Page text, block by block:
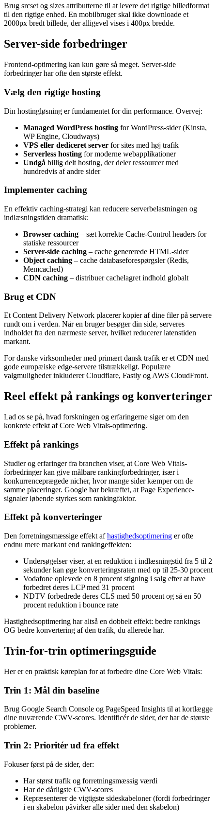
Brug srcset og sizes attributterne til at levere det rigtige billedformat
til den rigtige enhed. En mobilbruger skal ikke downloade et
2000px bredt billede, der alligevel vises i 400px bredde.
Server-side forbedringer
Frontend-optimering kan kun gøre så meget. Server-side
forbedringer har ofte den største effekt.
Vælg den rigtige hosting
Din hostingløsning er fundamentet for din performance. Overvej:
Managed WordPress hosting for WordPress-sider (Kinsta,
WP Engine, Cloudways)
VPS eller dediceret server for sites med høj trafik
Serverless hosting for moderne webapplikationer
Undgå billig delt hosting, der deler ressourcer med
hundredvis af andre sider
Implementer caching
En effektiv caching-strategi kan reducere serverbelastningen og
indlæsningstiden dramatisk:
Browser caching – sæt korrekte Cache-Control headers for
statiske ressourcer
Server-side caching – cache genererede HTML-sider
Object caching – cache databaseforespørgsler (Redis,
Memcached)
CDN caching – distribuer cachelagret indhold globalt
Brug et CDN
Et Content Delivery Network placerer kopier af dine filer på servere
rundt om i verden. Når en bruger besøger din side, serveres
indholdet fra den nærmeste server, hvilket reducerer latenstiden
markant.
For danske virksomheder med primært dansk trafik er et CDN med
gode europæiske edge-servere tilstrækkeligt. Populære
valgmuligheder inkluderer Cloudflare, Fastly og AWS CloudFront.
Reel effekt på rankings og konverteringer
Lad os se på, hvad forskningen og erfaringerne siger om den
konkrete effekt af Core Web Vitals-optimering.
Effekt på rankings
Studier og erfaringer fra branchen viser, at Core Web Vitals-
forbedringer kan give målbare rankingforbedringer, især i
konkurrenceprægede nicher, hvor mange sider kæmper om de
samme placeringer. Google har bekræftet, at Page Experience-
signaler løbende styrkes som rankingfaktor.
Effekt på konverteringer
Den forretningsmæssige effekt afhastighedsoptimering er ofte
endnu mere markant end rankingeffekten:
Undersøgelser viser, at en reduktion i indlæsningstid fra 5 til 2
sekunder kan øge konverteringsraten med op til 25-30 procent
Vodafone oplevede en 8 procent stigning i salg efter at have
forbedret deres LCP med 31 procent
NDTV forbedrede deres CLS med 50 procent og så en 50
procent reduktion i bounce rate
Hastighedsoptimering har altså en dobbelt effekt: bedre rankings
OG bedre konvertering af den trafik, du allerede har.
Trin-for-trin optimeringsguide
Her er en praktisk køreplan for at forbedre dine Core Web Vitals:
Trin 1: Mål din baseline
Brug Google Search Console og PageSpeed Insights til at kortlægge
dine nuværende CWV-scores. Identificér de sider, der har de største
problemer.
Trin 2: Prioritér ud fra effekt
Fokuser først på de sider, der:
Har størst trafik og forretningsmæssig værdi
Har de dårligste CWV-scores
Repræsenterer de vigtigste sideskabeloner (fordi forbedringer
i en skabelon påvirker alle sider med den skabelon)